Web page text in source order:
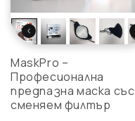
MaskPro –
Професионална
предпазна маска със
сменяем филтър